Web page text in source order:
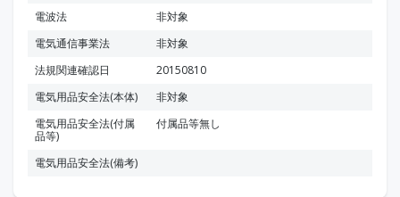
電波法
非対象
電気通信事業法
非対象
法規関連確認日
20150810
電気用品安全法(本体)
非対象
電気用品安全法(付属
品等)
付属品等無し
電気用品安全法(備考)